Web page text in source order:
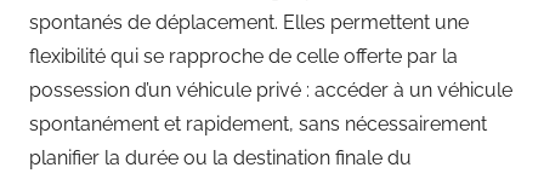
spontanés de déplacement. Elles permettent une
flexibilité qui se rapproche de celle offerte par la
possession d’un véhicule privé : accéder à un véhicule
spontanément et rapidement, sans nécessairement
planifier la durée ou la destination finale du